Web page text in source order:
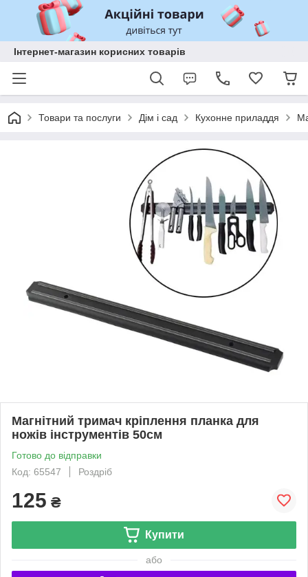
Інтернет-магазин корисних товарів
Товари та послуги Дім і сад Кухонне приладдя
Магнітний тримач кріплення планка для
ножів інструментів 50см
Готово до відправки
Код: 65547
Роздріб
125 ₴
Купити
або